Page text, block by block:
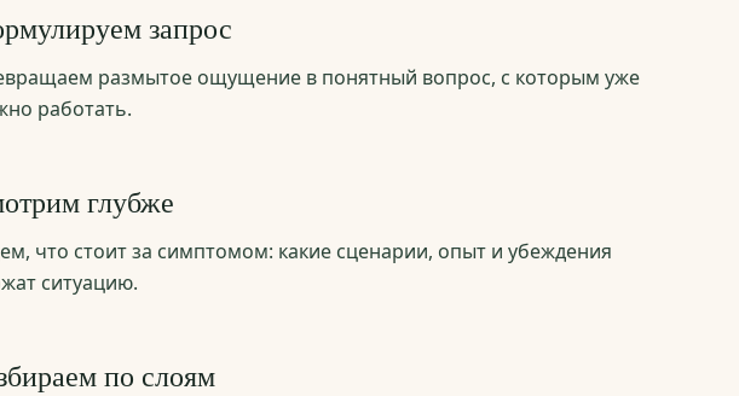
запрос
размытое ощущение в понятный вопрос, с которым уже
работать.
глубже
что стоит за симптомом: какие сценарии, опыт и убеждения
ситуацию.
по слоям